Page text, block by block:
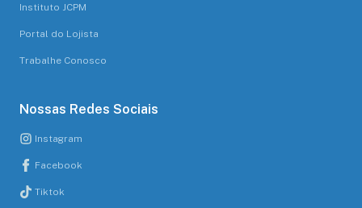
Instituto JCPM
Portal do Lojista
Trabalhe Conosco
Nossas Redes Sociais
Instagram
Facebook
Tiktok